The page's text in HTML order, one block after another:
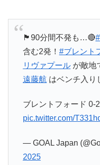
🏴󠁧󠁢󠁥󠁮󠁧󠁿90分間不発も…🔴
含む2発！ #ブレント
リヴァプールが敵地
遠藤航 はベンチ入り
ブレントフォード 0-
pic.twitter.com/
— GOAL Japan
2025